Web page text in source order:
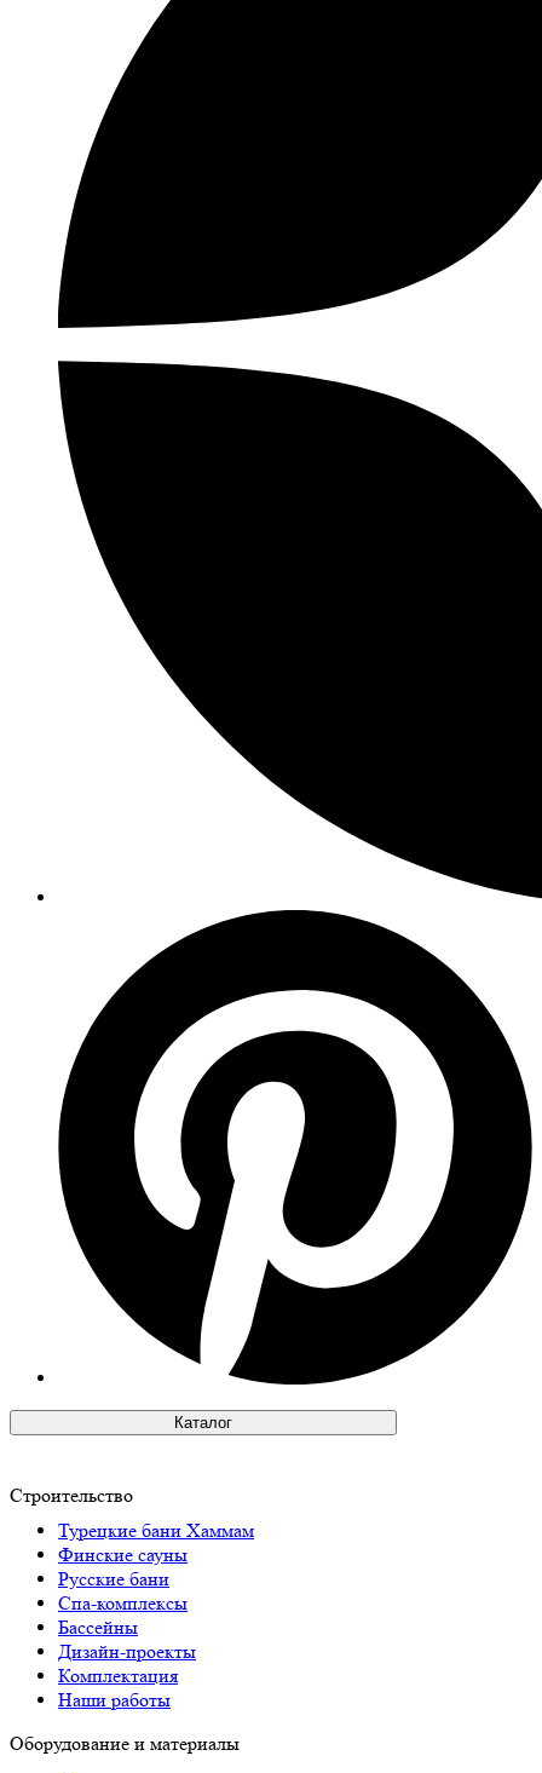
Каталог
Строительство
Турецкие бани Хаммам
Финские сауны
Русские бани
Спа-комплексы
Бассейны
Дизайн-проекты
Комплектация
Наши работы
Оборудование и материалы